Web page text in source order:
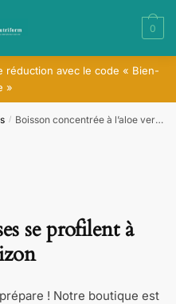
0
réduction avec le code « Bien-
»
/ ​​Boisson concentrée à l’aloe vera​ saveur nature
se profilent à
! Notre boutique est